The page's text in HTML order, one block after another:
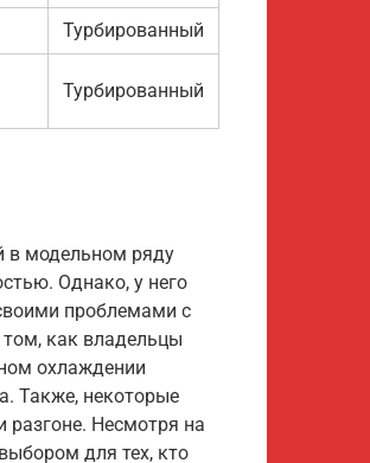
Турбированный
Турбированный
в модельном ряду
Однако, у него
проблемами с
как владельцы
охлаждении
Также, некоторые
Несмотря на
для тех, кто